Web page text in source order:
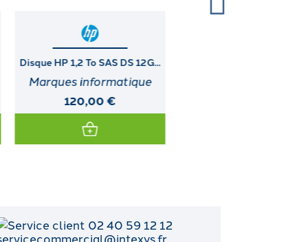
Imprimante DIGITAL (LA30W-
A3)